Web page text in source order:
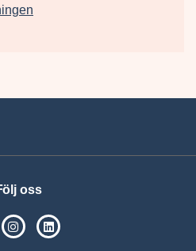
oss
på Facebook
SPSM på Instagram